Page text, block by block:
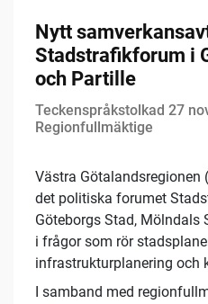
Nytt
Stadstrafikforum i
och Partille
Teckenspråkstolkad 27
Regionfullmäktige
Västra Götalandsregionen
det politiska forumet
Göteborgs Stad, Mölndals
i frågor som rör
infrastrukturplanering och
I samband med